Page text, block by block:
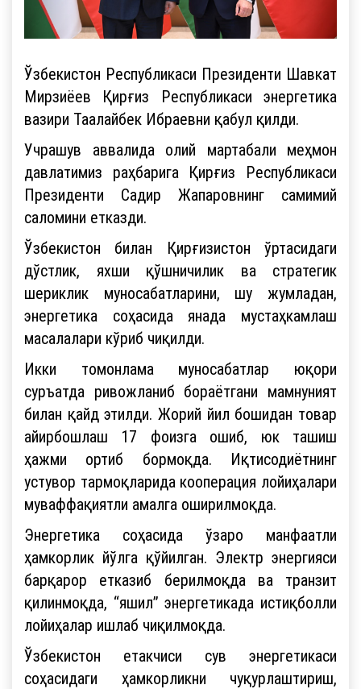
Ўзбекистон Республикаси Президенти Шавкат
Мирзиёев Қирғиз Республикаси энергетика
вазири Таалайбек Ибраевни қабул қилди.
Учрашув аввалида олий мартабали меҳмон
давлатимиз раҳбарига Қирғиз Республикаси
Президенти Садир Жапаровнинг самимий
саломини етказди.
Ўзбекистон билан Қирғизистон ўртасидаги
дўстлик, яхши қўшничилик ва стратегик
шериклик муносабатларини, шу жумладан,
энергетика соҳасида янада мустаҳкамлаш
масалалари кўриб чиқилди.
Икки томонлама муносабатлар юқори
суръатда ривожланиб бораётгани мамнуният
билан қайд этилди. Жорий йил бошидан товар
айирбошлаш 17 фоизга ошиб, юк ташиш
ҳажми ортиб бормоқда. Иқтисодиётнинг
устувор тармоқларида кооперация лойиҳалари
муваффақиятли амалга оширилмоқда.
Энергетика соҳасида ўзаро манфаатли
ҳамкорлик йўлга қўйилган. Электр энергияси
барқарор етказиб берилмоқда ва транзит
қилинмоқда, “яшил” энергетикада истиқболли
лойиҳалар ишлаб чиқилмоқда.
Ўзбекистон етакчиси сув энергетикаси
соҳасидаги ҳамкорликни чуқурлаштириш,